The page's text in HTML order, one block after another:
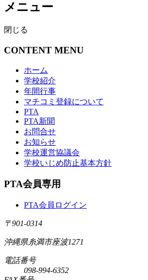
メニュー
閉じる
CONTENT MENU
ホーム
学校紹介
年間行事
マチコミ登録について
PTA
PTA新聞
お問合せ
お知らせ
学校運営協議会
学校いじめ防止基本方針
PTA会員専用
PTA会員ログイン
〒901-0314
沖縄県糸満市座波1271
電話番号
098-994-6352